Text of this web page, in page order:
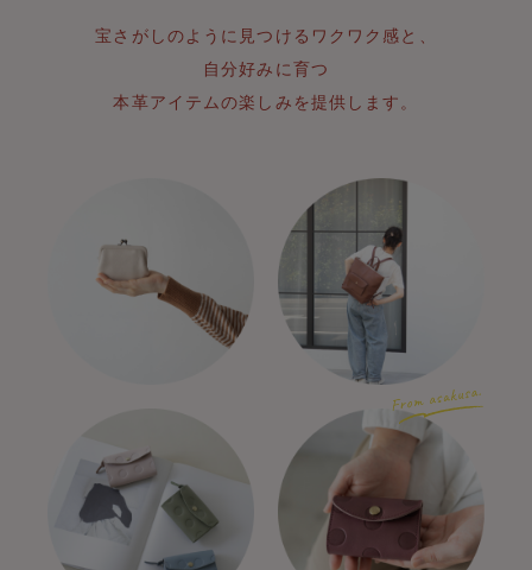
宝さがしのように見つけるワクワク感と、
自分好みに育つ
本革アイテムの楽しみを提供します。